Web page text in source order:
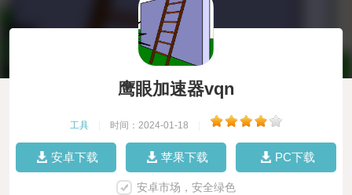
鹰眼加速器vqn
工具 时间：2024-01-18
安卓下载 苹果下载 PC下载
安卓市场，安全绿色